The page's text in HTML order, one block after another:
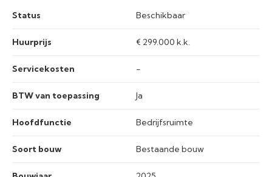
Status Beschikbaar
Huurprijs € 299.000 k.k.
Servicekosten -
BTW van toepassing Ja
Hoofdfunctie Bedrijfsruimte
Soort bouw Bestaande bouw